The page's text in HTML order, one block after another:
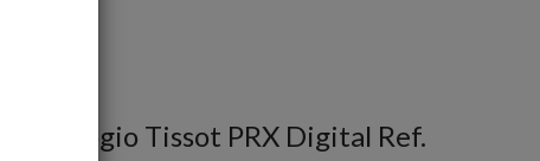
Orologio Tissot PRX Digital Ref.